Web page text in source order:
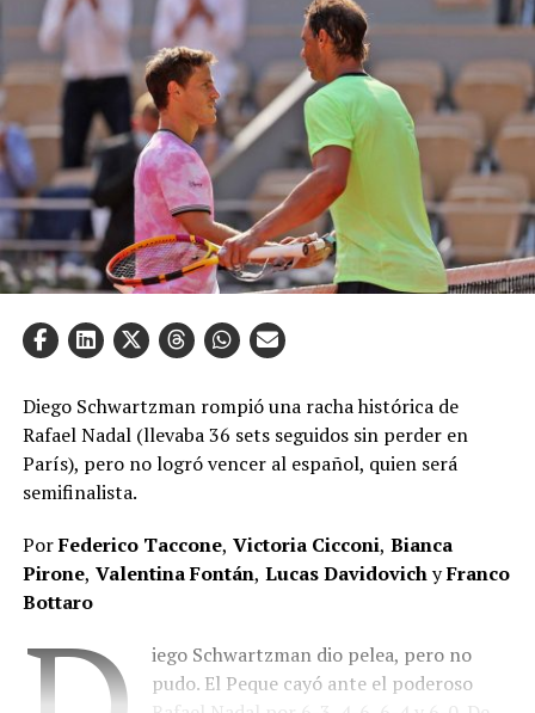
Diego Schwartzman rompió una racha histórica de
Rafael Nadal (llevaba 36 sets seguidos sin perder en
París), pero no logró vencer al español, quien será
semifinalista.
PorFederico Taccone, Victoria Cicconi, Bianca
Pirone, Valentina Fontán, Lucas DavidovichyFranco
Bottaro
iego Schwartzman dio pelea, pero no
pudo. El Peque cayó ante el poderoso